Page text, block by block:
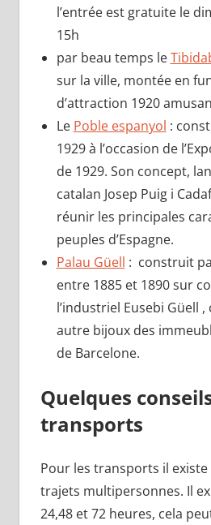
l’entrée est gratuite le
15h
‎par beau temps le
sur la ville, montée en
d’attraction 1920
Le Poble espanyol :
1929 à l’occasion de
de 1929. Son concept,
catalan Josep Puig i
réunir les principales
peuples d’Espagne.
Palau Güell : construit
entre 1885 et 1890 sur
l’industriel Eusebi Güell
autre bijoux des
de Barcelone.
Quelques
transports
Pour les transports il existe
trajets multipersonnes. Il
24,48 et 72 heures, cela